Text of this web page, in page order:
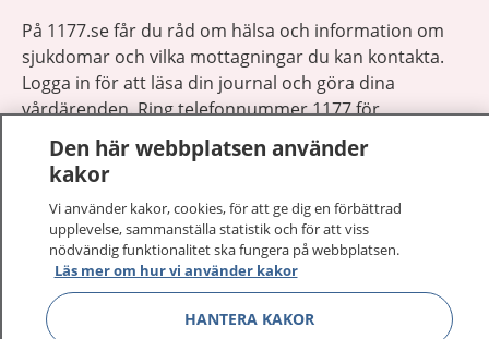
På 1177.se får du råd om hälsa och information om
sjukdomar och vilka mottagningar du kan kontakta.
Logga in för att läsa din journal och göra dina
vårdärenden. Ring telefonnummer 1177 för
sjukvårdsrådgivning dygnet runt.
1177 ger dig råd när du vill må bättre.
1177 på flera språk Visa
Den här webbplatsen använder
kakor
Vi använder kakor, cookies, för att ge dig en förbättrad
upplevelse, sammanställa statistik och för att viss
nödvändig funktionalitet ska fungera på webbplatsen.
Läs mer om hur vi använder kakor
HANTERA KAKOR